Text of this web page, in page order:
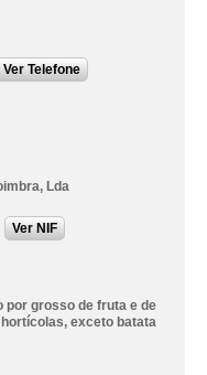
Ver Telefone
Lda
Ver NIF
por grosso de fruta e de
exceto batata